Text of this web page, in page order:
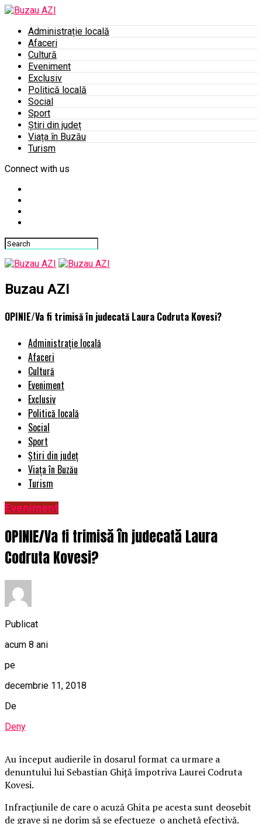
Administrație locală
Afaceri
Cultură
Eveniment
Exclusiv
Politică locală
Social
Sport
Știri din județ
Viața în Buzău
Turism
Connect with us
Buzau AZI
OPINIE/Va fi trimisă în judecată Laura Codruta Kovesi?
Administrație locală
Afaceri
Cultură
Eveniment
Exclusiv
Politică locală
Social
Sport
Știri din județ
Viața în Buzău
Turism
Eveniment
OPINIE/Va fi trimisă în judecată Laura
Codruta Kovesi?
Publicat
acum 8 ani
pe
decembrie 11, 2018
De
Deny
Au început audierile în dosarul format ca urmare a
denuntului lui Sebastian Ghiță împotriva Laurei Codruta
Kovesi.
Infracțiunile de care o acuză Ghita pe acesta sunt deosebit
de grave si ne dorim să se efectueze o anchetă efectivă.